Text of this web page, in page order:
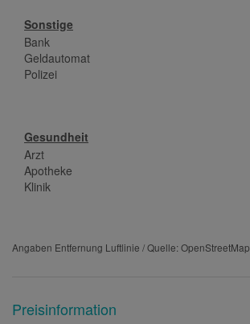
Sonstige
Bank
Geldautomat
Polizei
Gesundheit
Arzt
Apotheke
Klinik
Angaben Entfernung Luftlinie / Quelle: OpenStreetMap
Preisinformation